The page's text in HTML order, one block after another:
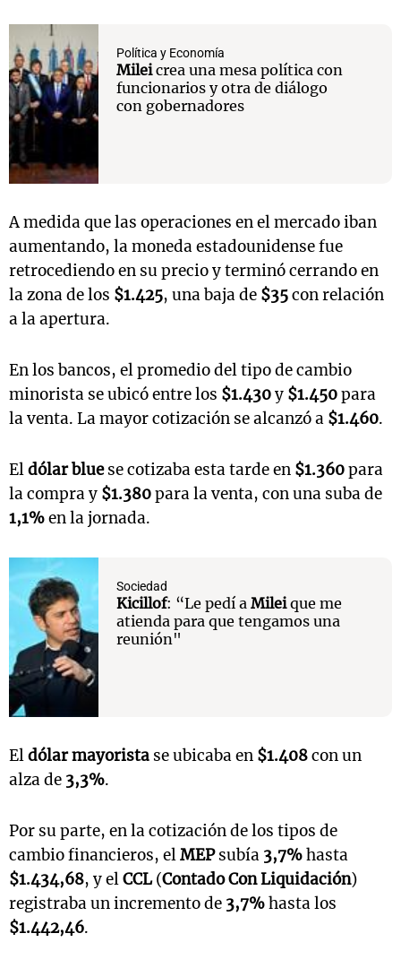
Política y Economía
Mileicrea una mesa política con
funcionarios y otra de diálogo
con gobernadores
A medida que las operaciones en el mercado iban
aumentando, la moneda estadounidense fue
retrocediendo en su precio y terminó cerrando en
la zona de los $1.425, una baja de $35con relación
a la apertura.
En los bancos, el promedio del tipo de cambio
minorista se ubicó entre los $1.430y $1.450para
la venta. La mayor cotización se alcanzó a $1.460.
Eldólar bluese cotizaba esta tarde en $1.360para
la compra y $1.380para la venta, con una suba de
1,1%en la jornada.
Sociedad
Kicillof: “Le pedí a Mileique me
atienda para que tengamos una
reunión"
Eldólar mayorista se ubicaba en $1.408con un
alza de 3,3%.
Por su parte, en la cotización de los tipos de
cambio financieros, elMEPsubía 3,7%hasta
$1.434,68, y elCCL(Contado Con Liquidación)
registraba un incremento de 3,7%hasta los
$1.442,46.